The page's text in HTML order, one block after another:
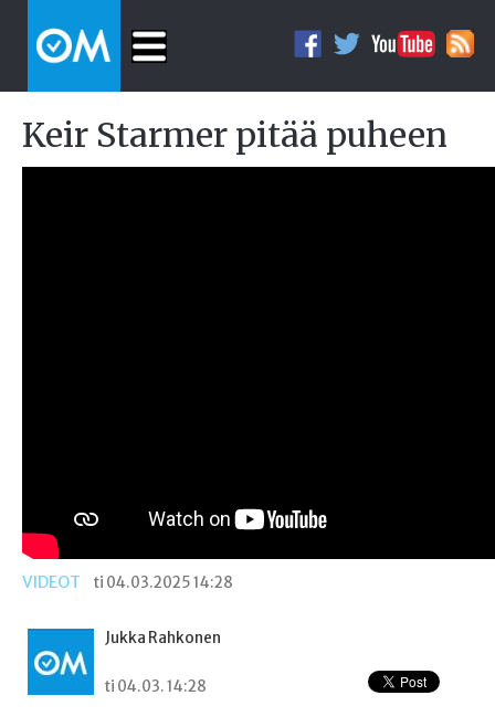
Keir Starmer pitää puheen
VIDEOT ti 04.03.2025 14:28
Jukka Rahkonen
ti 04.03. 14:28